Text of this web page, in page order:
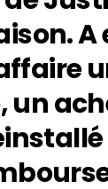
A
un